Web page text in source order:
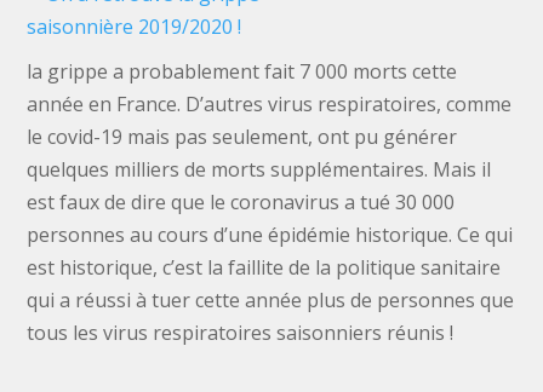
la grippe a probablement fait 7 000 morts cette
année en France. D’autres virus respiratoires, comme
le covid-19 mais pas seulement, ont pu générer
quelques milliers de morts supplémentaires. Mais il
est faux de dire que le coronavirus a tué 30 000
personnes au cours d’une épidémie historique. Ce qui
est historique, c’est la faillite de la politique sanitaire
qui a réussi à tuer cette année plus de personnes que
tous les virus respiratoires saisonniers réunis !